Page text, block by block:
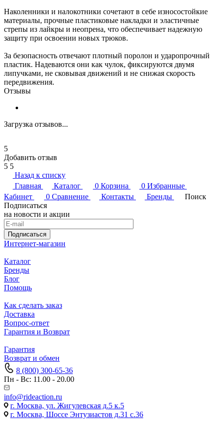
Наколенники и налокотники сочетают в себе износостойкие
материалы, прочные пластиковые накладки и эластичные
стрепы из лайкры и неопрена, что обеспечивает надежную
защиту при освоении новых трюков.
За безопасность отвечают плотный поролон и ударопрочный
пластик. Надеваются они как чулок, фиксируются двумя
липучками, не сковывая движений и не снижая скорость
передвижения.
Отзывы
Загрузка отзывов...
5
Добавить отзыв
5 5
Назад к списку
Главная
Каталог 0 Корзина 0 Избранные
Кабинет
0 Сравнение Контакты Бренды
Поиск
Подписаться
на новости и акции
Подписаться
Интернет-магазин
Каталог
Бренды
Блог
Помощь
Как сделать заказ
Доставка
Вопрос-ответ
Гарантия и Возврат
Гарантия
Возврат и обмен
8 (800) 300-65-36
Пн - Вс: 11.00 - 20.00
info@rideaction.ru
г. Москва, ул. Жигулевская д.5 к.5
г. Москва, Шоссе Энтузиастов д.31 с.36